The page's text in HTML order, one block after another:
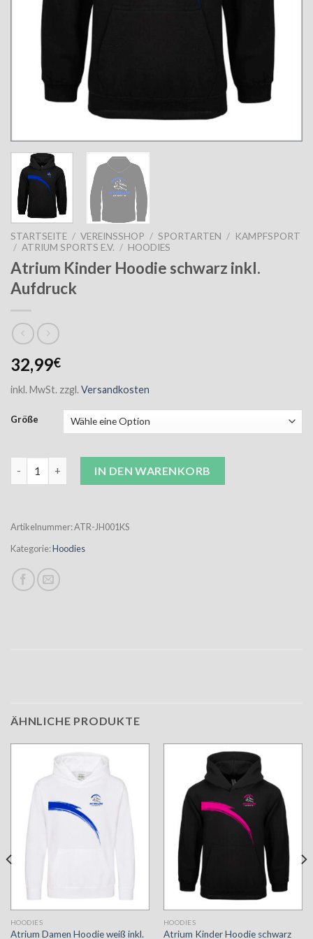
STARTSEITE / VEREINSSHOP / SPORTARTEN / KAMPFSPORT
/ ATRIUM SPORTS E.V. / HOODIES
Atrium Kinder Hoodie schwarz inkl.
Aufdruck
32,99€
inkl. MwSt. zzgl. Versandkosten
Größe
IN DEN WARENKORB
Artikelnummer:ATR-JH001KS
Kategorie:Hoodies
ÄHNLICHE PRODUKTE
HOODIES
Atrium Damen Hoodie weiß inkl.
HOODIES
Atrium Kinder Hoodie schwarz